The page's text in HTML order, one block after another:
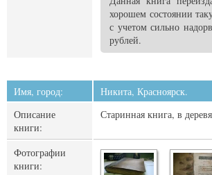
хорошем состоянии
с учетом сильно
рублей.
Имя, город: Никита, Красноярск.
Описание
книги:
Старинная книга, в
Фотографии
книги: